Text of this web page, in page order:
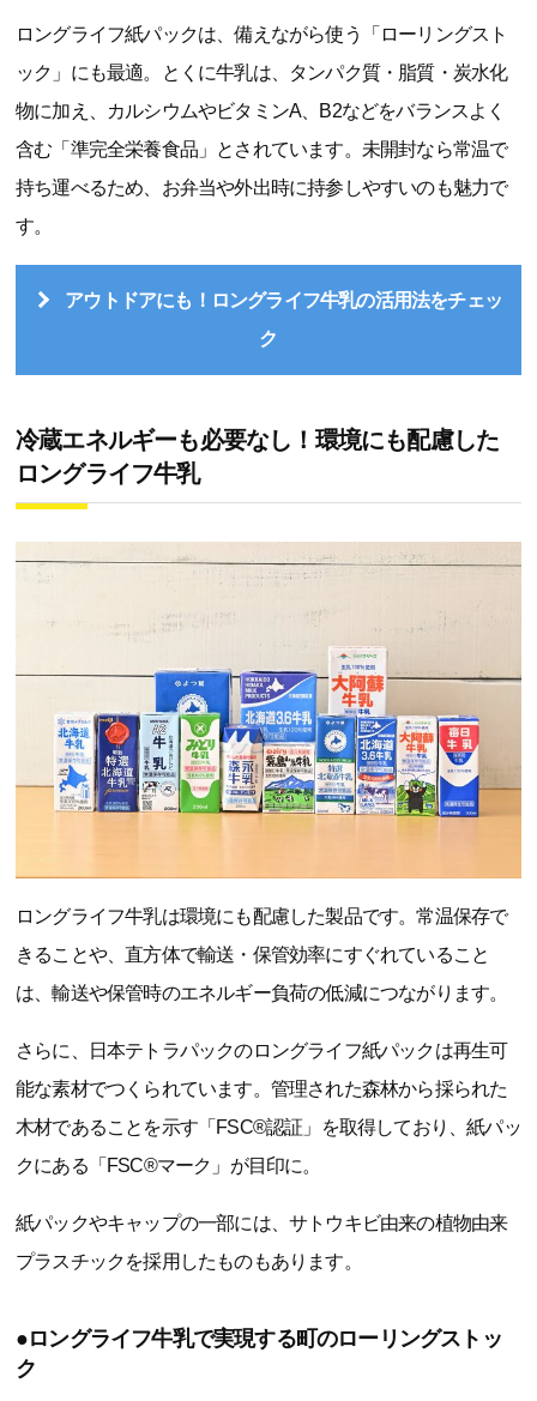
ロングライフ紙パックは、備えながら使う「ローリングスト
ック」にも最適。とくに牛乳は、タンパク質・脂質・炭水化
物に加え、カルシウムやビタミンA、B2などをバランスよく
含む「準完全栄養食品」とされています。未開封なら常温で
持ち運べるため、お弁当や外出時に持参しやすいのも魅力で
す。
アウトドアにも！ロングライフ牛乳の活用法をチェッ
ク
冷蔵エネルギーも必要なし！環境にも配慮した
ロングライフ牛乳
ロングライフ牛乳は環境にも配慮した製品です。常温保存で
きることや、直方体で輸送・保管効率にすぐれていること
は、輸送や保管時のエネルギー負荷の低減につながります。
さらに、日本テトラパックのロングライフ紙パックは再生可
能な素材でつくられています。管理された森林から採られた
木材であることを示す「FSC®認証」を取得しており、紙パッ
クにある「FSC®マーク」が目印に。
紙パックやキャップの一部には、サトウキビ由来の植物由来
プラスチックを採用したものもあります。
●ロングライフ牛乳で実現する町のローリングストッ
ク